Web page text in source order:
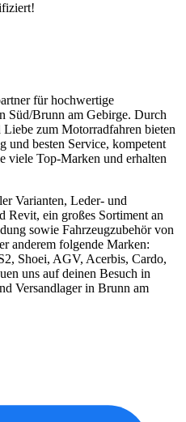
für hochwertige
Süd/Brunn am Gebirge. Durch
zum Motorradfahren bieten
und besten Service, kompetent
viele Top-Marken und erhalten
Varianten, Leder- und
Revit, ein großes Sortiment an
sowie Fahrzeugzubehör von
anderem folgende Marken:
Shoei, AGV, Acerbis, Cardo,
uns auf deinen Besuch in
Versandlager in Brunn am